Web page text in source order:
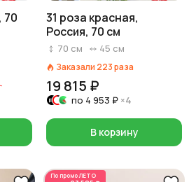
70
31 роза красная,
Россия, 70 см
70 см 45 см
Заказали 223раза
19 815 ₽
по 4 953 ₽ ×4
В корзину
По промоЛЕТО